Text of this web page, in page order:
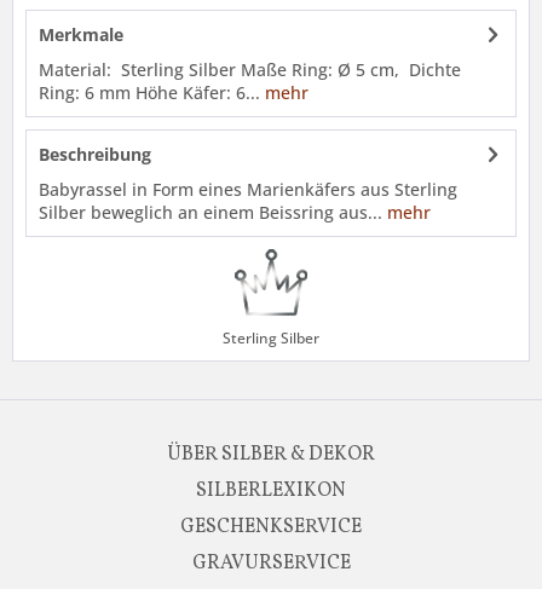
Merkmale
Material: Sterling Silber Maße Ring: Ø 5 cm, Dichte
Ring: 6 mm Höhe Käfer: 6... mehr
Beschreibung
Babyrassel in Form eines Marienkäfers aus Sterling
Silber beweglich an einem Beissring aus... mehr
Sterling Silber
ÜBER SILBER & DEKOR
SILBERLEXIKON
GESCHENKSERVICE
GRAVURSERVICE